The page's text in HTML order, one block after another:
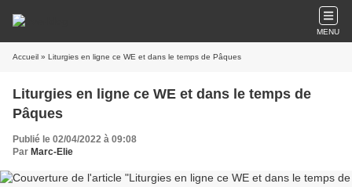
MENU
Accueil » Liturgies en ligne ce WE et dans le temps de Pâques
Liturgies en ligne ce WE et dans le temps de
Pâques
Publié le 02/04/2022 à 09:08
Par Marc-Elie